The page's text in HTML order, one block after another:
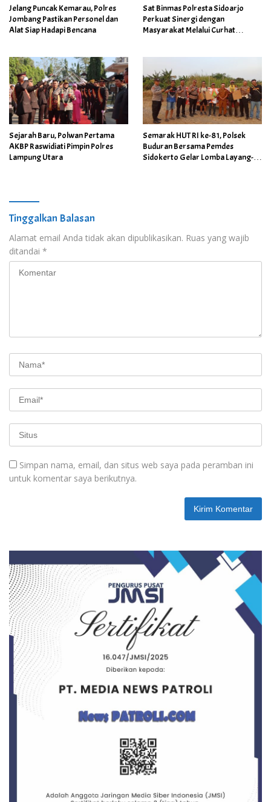
Jelang Puncak Kemarau, Polres
Jombang Pastikan Personel dan
Alat Siap Hadapi Bencana
Sat Binmas Polresta Sidoarjo
Perkuat Sinergi dengan
Masyarakat Melalui Curhat
Sejarah Baru, Polwan Pertama
AKBP Raswidiati Pimpin Polres
Lampung Utara
Semarak HUT RI ke-81, Polsek
Buduran Bersama Pemdes
Sidokerto Gelar Lomba Layang-
Tinggalkan Balasan
Alamat email Anda tidak akan dipublikasikan. Ruas yang wajib
ditandai *
Simpan nama, email, dan situs web saya pada peramban ini
untuk komentar saya berikutnya.